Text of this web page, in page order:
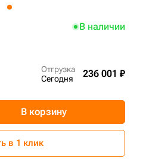
В наличии
Отгрузка
Сегодня
236 001 ₽
В корзину
в 1 клик